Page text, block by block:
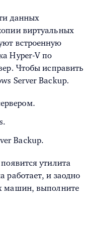
данных
виртуальных
встроенную
Hyper-Vпо
Чтобы исправить
Server Backup.
Backup.
утилита
работает, и заодно
машин, выполните